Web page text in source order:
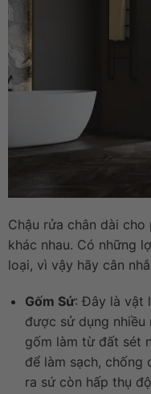
Chậu rửa chân dài
khác nhau. Có những
loại, vì vậy hãy cân
Gốm Sứ: Đây là vật
được sử dụng nhiều
gốm làm từ đất sét
để làm sạch, chống
ra sứ còn hấp thụ